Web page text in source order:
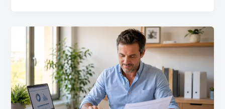
Madelin
mutuelle
TNS
:
guide